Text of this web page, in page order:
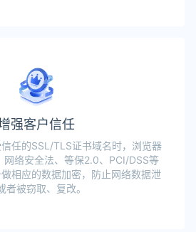
强客户信任
任的SSL/TLS证书域名时，浏览器
网络安全法、等保2.0、PCI/DSS等
相应的数据加密，防止网络数据泄
者被窃取、复改。